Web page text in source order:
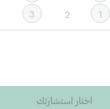
1
2
3
اختار استشارتك